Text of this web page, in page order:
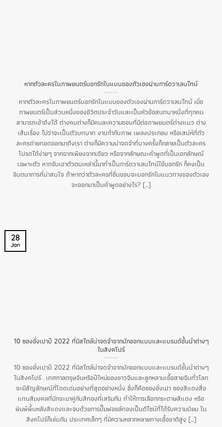
หากตัวละครในภาพยนตร์บอกรักในแบบของตัวเองผ่านการ์ดวาเลนไทน์
หากตัวละครในภาพยนตร์บอกรักในแบบของตัวเองผ่านการ์ดวาเลนไทน์ เมื่อ
ภาพยนตร์เป็นส่วนหนึ่งของชีวิตประจำวันและเป็นหัวข้อสนทนาหนึ่งที่ทุกคน
สามารถเข้าถึงได้ ต่างคนต่างก็มีคนละความชอบที่มีต่อภาพยนตร์ต่างแนว ต่าง
เส้นเรื่อง ไม่ว่าจะเป็นตัวบทบาท งานกำกับภาพ เพลงประกอบ หรือเสน่ห์ที่ตัว
ละครถ่ายทอดออกมาถึงเรา ต่างก็มีความน่าจดจำที่บางครั้งก็กลายเป็นตัวละคร
โปรดได้ง่ายๆ จากฉากเพียงฉากเดียว หรือจากลักษณะคำพูดที่เป็นเอกลักษณ์
เฉพาะตัว หากจับเอาตัวตนเหล่านี้มาทำเป็นการ์ดวาเลนไทน์ใช้บอกรัก ก็คงเป็น
จินตนาการที่น่าสนใจ ถ้าหากว่าตัวละครที่ชื่นชอบจะบอกรักในแนวทางของตัวเอง
จะออกมาเป็นคำพูดอย่างไร? [...]
10 ซองอั่งเปาปี 2022 ที่มีสไตล์น่าจดจำจากนักออกแบบและแบรนด์ชั้นนำต่างๆ
ในสิงคโปร์
10 ซองอั่งเปาปี 2022 ที่มีสไตล์น่าจดจำจากนักออกแบบและแบรนด์ชั้นนำต่างๆ
ในสิงคโปร์ . เทศกาลตรุษจีนหรือปีใหม่ของชาวจีนและลูกหลานเชื้อสายจีนทั่วโลก
จะมีสัญลักษณ์ที่โดดเด่นอย่างที่สุดอย่างหนึ่ง ซึ่งก็คือซองอั่งเปา ซองสีแดงสื่อ
แทนสีมงคลที่มักจะมาคู่กับสีทองที่เสริมกัน ทำให้การเลือกกระดาษสีแดง หรือ
พิมพ์พื้นหลังสีแดงและจบด้วยการปั๊มฟอยล์ทองเป็นดีไซน์ที่ได้รับความนิยม ใน
สิงคโปร์ก็เช่นกัน ประเทศเล็กๆ ที่มีความหลากหลายทางเชื้อชาติสูง [...]
28
Jan